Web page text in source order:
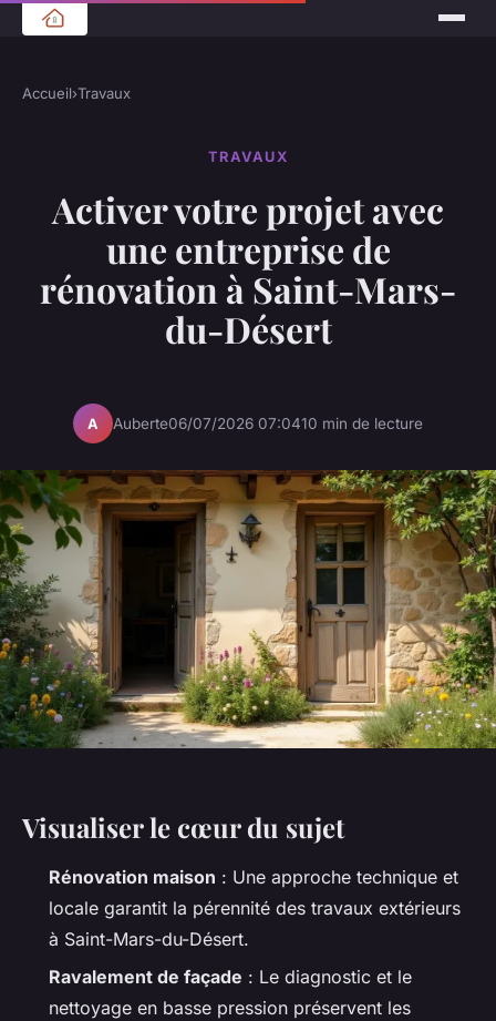
Accueil›Travaux
TRAVAUX
Activer votre projet avec
une entreprise de
rénovation à Saint-Mars-
du-Désert
A Auberte06/07/2026 07:0410 min de lecture
Visualiser le cœur du sujet
Rénovation maison : Une approche technique et
locale garantit la pérennité des travaux extérieurs
à Saint-Mars-du-Désert.
Ravalement de façade : Le diagnostic et le
nettoyage en basse pression préservent les